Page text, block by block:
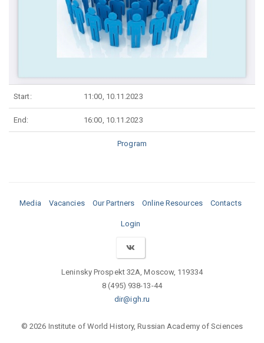
Start: 11:00, 10.11.2023
End: 16:00, 10.11.2023
Program
Media Vacancies Our Partners Online Resources Contacts
Login
Leninsky Prospekt 32A, Moscow, 119334
8 (495) 938-13-44
dir@igh.ru
© 2026 Institute of World History, Russian Academy of Sciences